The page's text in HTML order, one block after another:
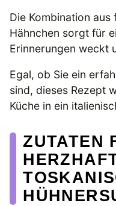
Die Kombination
Hähnchen sorgt für
Erinnerungen weckt
Egal, ob Sie ein
sind, dieses Rezept
Küche in ein
ZUTATEN